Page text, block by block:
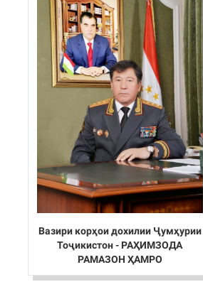
Вазири корҳои дохилии Ҷумҳурии
Тоҷикистон - РАҲИМЗОДА
РАМАЗОН ҲАМРО